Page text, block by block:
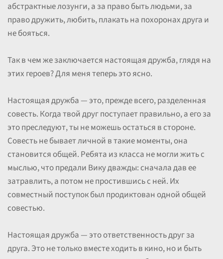
абстрактные лозунги, а за право быть людьми, за
право дружить, любить, плакать на похоронах друга и
не бояться.
Так в чем же заключается настоящая дружба, глядя на
этих героев? Для меня теперь это ясно.
Настоящая дружба — это, прежде всего, разделенная
совесть. Когда твой друг поступает правильно, а его за
это преследуют, ты не можешь остаться в стороне.
Совесть не бывает личной в такие моменты, она
становится общей. Ребята из класса не могли жить с
мыслью, что предали Вику дважды: сначала дав ее
затравлить, а потом не простившись с ней. Их
совместный поступок был продиктован одной общей
совестью.
Настоящая дружба — это ответственность друг за
друга. Это не только вместе ходить в кино, но и быть